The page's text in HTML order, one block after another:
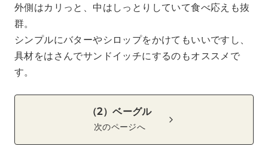
外側はカリっと、中はしっとりしていて食べ応えも抜
群。
シンプルにバターやシロップをかけてもいいですし、
具材をはさんでサンドイッチにするのもオススメで
す。
（2）ベーグル
次のページへ